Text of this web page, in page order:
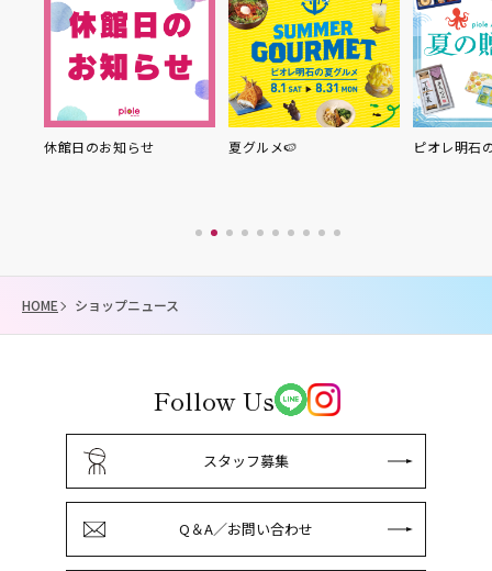
休館日のお知らせ 夏グルメ🍉 ピオレ明石
HOME ショップニュース
Follow Us
スタッフ募集
Q＆A／お問い合わせ